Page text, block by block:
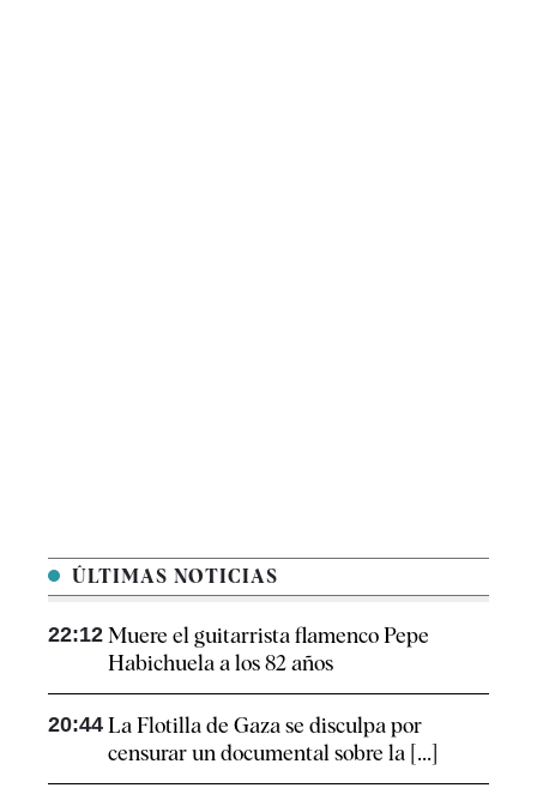
ÚLTIMAS NOTICIAS
22:12 Muere el guitarrista flamenco Pepe
Habichuela a los 82 años
20:44 La Flotilla de Gaza se disculpa por
censurar un documental sobre la [...]